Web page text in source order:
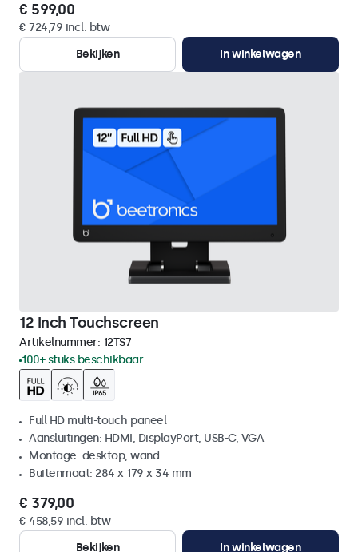
€ 599,00
€ 724,79 incl. btw
Bekijken
In winkelwagen
12 Inch Touchscreen
Artikelnummer: 12TS7
100+ stuks beschikbaar
Full HD multi-touch paneel
Aansluitingen: HDMI, DisplayPort, USB-C, VGA
Montage: desktop, wand
Buitenmaat: 284 x 179 x 34 mm
€ 379,00
€ 458,59 incl. btw
Bekijken
In winkelwagen